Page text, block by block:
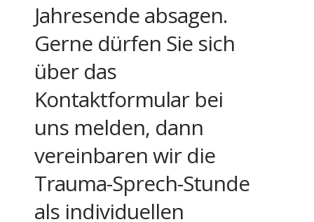
Jahresende absagen.
Gerne dürfen Sie sich
über das
Kontaktformular bei
uns melden, dann
vereinbaren wir die
Trauma-Sprech-Stunde
als individuellen